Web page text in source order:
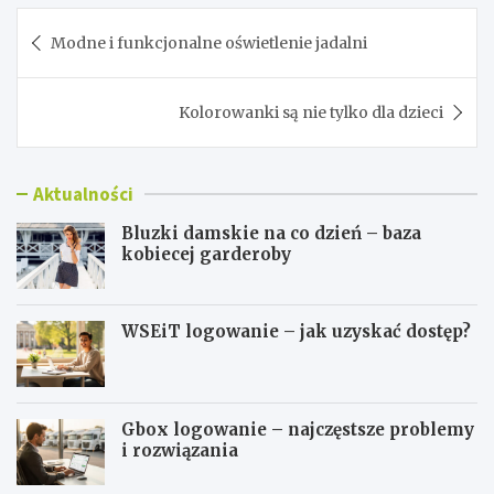
wpisu
Modne i funkcjonalne oświetlenie jadalni
Kolorowanki są nie tylko dla dzieci
Aktualności
Bluzki damskie na co dzień – baza
kobiecej garderoby
WSEiT logowanie – jak uzyskać dostęp?
Gbox logowanie – najczęstsze problemy
i rozwiązania